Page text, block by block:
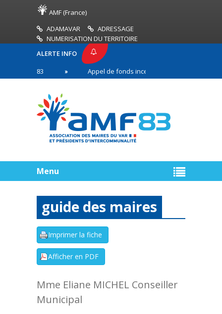
AMF (France)
ADAMAVAR
ADRESSAGE
NUMERISATION DU TERRITOIRE
ALERTE INFO
Appel de fonds incendies de forêt
ligne
Menu
guide des maires
Mme Eliane MICHEL Conseiller
Municipal